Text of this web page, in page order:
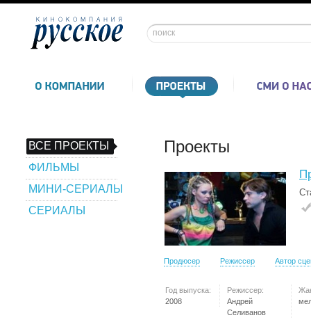
ВСЕ ПРОЕКТЫ
ФИЛЬМЫ
МИНИ-СЕРИАЛЫ
СЕРИАЛЫ
Проекты
Продюсер Режиссер Автор
Год выпуска:
2008
Режиссер:
Андрей
Селиванов